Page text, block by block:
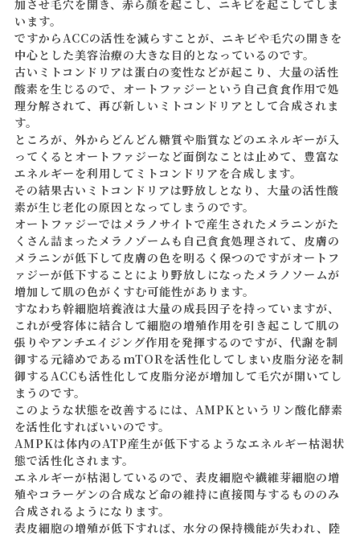
加させ毛穴を開き、赤ら顔を起こし、ニキビを起こしてしま
います。
ですからACCの活性を減らすことが、ニキビや毛穴の開きを
中心とした美容治療の大きな目的となっているのです。
古いミトコンドリアは蛋白の変性などが起こり、大量の活性
酸素を生じるので、オートファジーという自己貪食作用で処
理分解されて、再び新しいミトコンドリアとして合成されま
す。
ところが、外からどんどん糖質や脂質などのエネルギーが入
ってくるとオートファジーなど面倒なことは止めて、豊富な
エネルギーを利用してミトコンドリアを合成します。
その結果古いミトコンドリアは野放しとなり、大量の活性酸
素が生じ老化の原因となってしまうのです。
オートファジーではメラノサイトで産生されたメラニンがた
くさん詰まったメラノゾームも自己貪食処理されて、皮膚の
メラニンが低下して皮膚の色を明るく保つのですがオートフ
ァジーが低下することにより野放しになったメラノソームが
増加して肌の色がくすむ可能性があります。
すなわち幹細胞培養液は大量の成長因子を持っていますが、
これが受容体に結合して細胞の増殖作用を引き起こして肌の
張りやアンチエイジング作用を発揮するのですが、代謝を制
御する元締めであるmTORを活性化してしまい皮脂分泌を制
御するACCも活性化して皮脂分泌が増加して毛穴が開いてし
まうのです。
このような状態を改善するには、AMPKというリン酸化酵素
を活性化すればいいのです。
AMPKは体内のATP産生が低下するようなエネルギー枯渇状
態で活性化されます。
エネルギーが枯渇しているので、表皮細胞や繊維芽細胞の増
殖やコラーゲンの合成など命の維持に直接関与するもののみ
合成されるようになります。
表皮細胞の増殖が低下すれば、水分の保持機能が失われ、陸